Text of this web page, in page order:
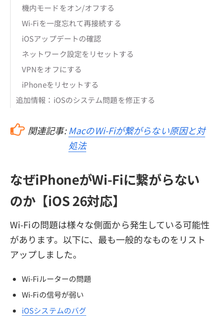
機内モードをオン/オフする
Wi-Fiを一度忘れて再接続する
iOSアップデートの確認
ネットワーク設定をリセットする
VPNをオフにする
iPhoneをリセットする
追加情報：iOSのシステム問題を修正する
関連記事: MacのWi-Fiが繋がらない原因と対
処法
なぜiPhoneがWi-Fiに繋がらない
のか【iOS 26対応】
Wi-Fiの問題は様々な側面から発生している可能性
があります。以下に、最も一般的なものをリスト
アップしました。
Wi-Fiルーターの問題
Wi-Fiの信号が弱い
iOSシステムのバグ